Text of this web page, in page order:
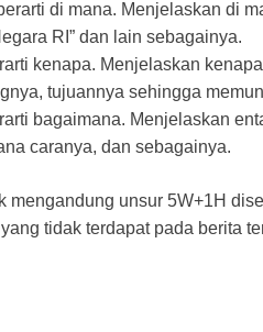
di mana. Menjelaskan di
RI” dan lain sebagainya.
kenapa. Menjelaskan
tujuannya sehingga
bagaimana. Menjelaskan
caranya, dan sebagainya.
mengandung unsur 5W+1H
tidak terdapat pada berita